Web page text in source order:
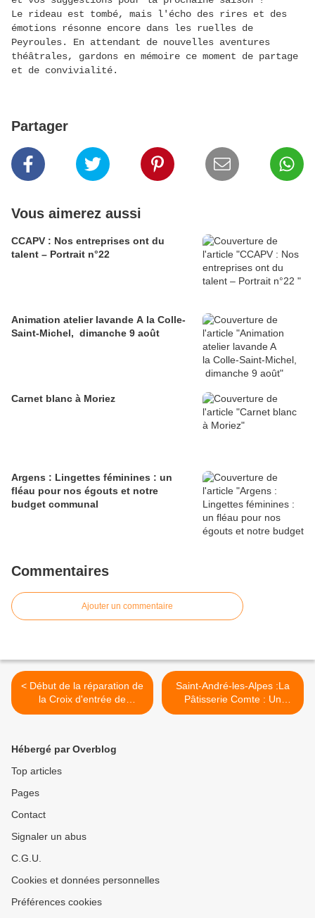
Le rideau est tombé, mais l'écho des rires et des
émotions résonne encore dans les ruelles de
Peyroules. En attendant de nouvelles aventures
théâtrales, gardons en mémoire ce moment de partage
et de convivialité.
Partager
Vous aimerez aussi
CCAPV : Nos entreprises ont du
talent – Portrait n°22
Animation atelier lavande A la Colle-
Saint-Michel, dimanche 9 août
Carnet blanc à Moriez
Argens : Lingettes féminines : un
fléau pour nos égouts et notre
budget communal
Commentaires
Ajouter un commentaire
< Début de la réparation de
la Croix d'entrée de
Beauvezer : Un grand merci
Saint-André-les-Alpes :La
Pâtisserie Comte : Un
exemple d'engagement
Hébergé par Overblog
Top articles
Pages
Contact
Signaler un abus
C.G.U.
Cookies et données personnelles
Préférences cookies